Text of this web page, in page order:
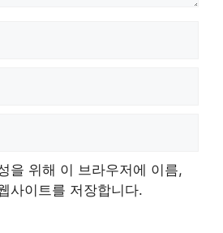
을 위해 이 브라우저에 이름,
사이트를 저장합니다.